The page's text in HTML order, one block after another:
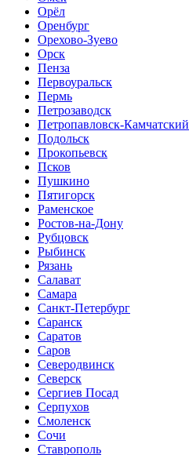
Орёл
Оренбург
Орехово-Зуево
Орск
Пенза
Первоуральск
Пермь
Петрозаводск
Петропавловск-Камчатский
Подольск
Прокопьевск
Псков
Пушкино
Пятигорск
Раменское
Ростов-на-Дону
Рубцовск
Рыбинск
Рязань
Салават
Самара
Санкт-Петербург
Саранск
Саратов
Саров
Северодвинск
Северск
Сергиев Посад
Серпухов
Смоленск
Сочи
Ставрополь